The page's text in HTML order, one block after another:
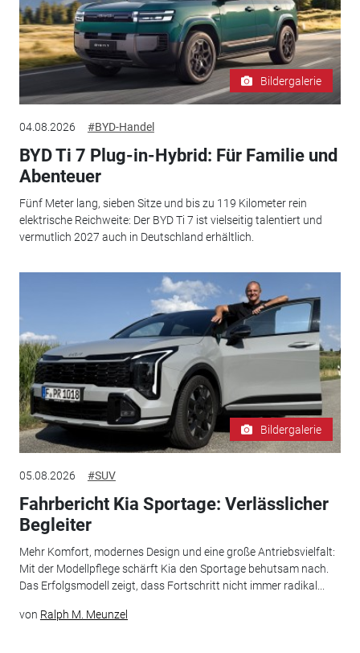
Bildergalerie
04.08.2026 #BYD-Handel
BYD Ti 7 Plug-in-Hybrid: Für Familie und
Abenteuer
Fünf Meter lang, sieben Sitze und bis zu 119 Kilometer rein
elektrische Reichweite: Der BYD Ti 7 ist vielseitig talentiert und
vermutlich 2027 auch in Deutschland erhältlich.
Bildergalerie
05.08.2026 #SUV
Fahrbericht Kia Sportage: Verlässlicher
Begleiter
Mehr Komfort, modernes Design und eine große Antriebsvielfalt:
Mit der Modellpflege schärft Kia den Sportage behutsam nach.
Das Erfolgsmodell zeigt, dass Fortschritt nicht immer radikal...
von Ralph M. Meunzel